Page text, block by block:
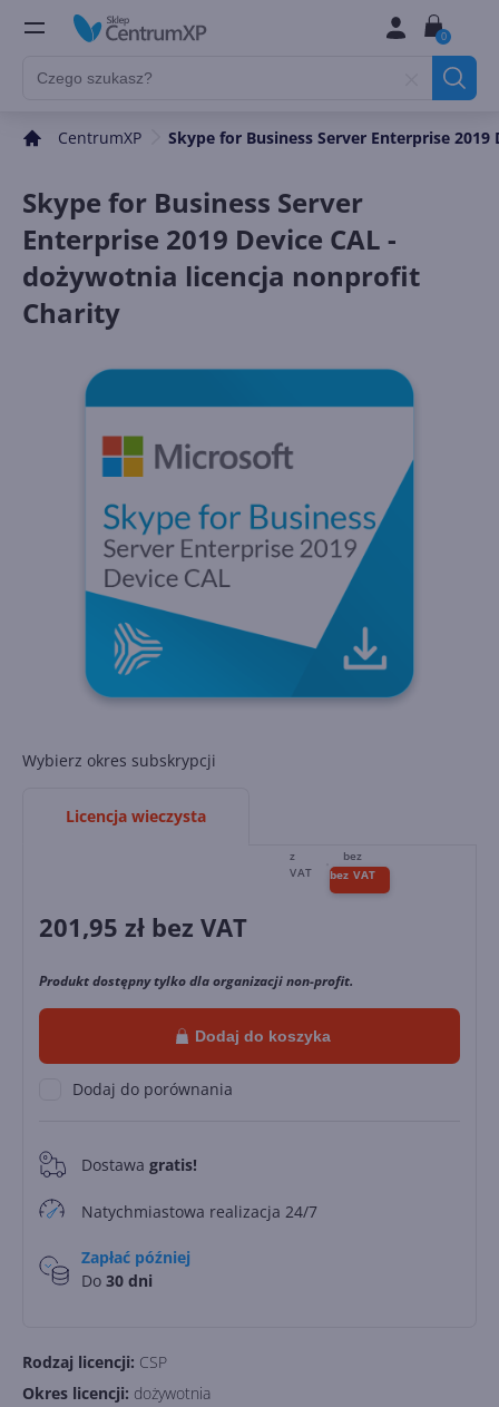
0
CentrumXP Skype for Business Server Enterprise
Skype for Business Server
Enterprise 2019 Device CAL -
dożywotnia licencja nonprofit
Charity
Wybierz okres subskrypcji
Licencja wieczysta
201,95 zł bez VAT
Produkt dostępny tylko dla organizacji non-profit.
Dodaj do koszyka
Dodaj do porównania
0 Dostawa gratis!
Natychmiastowa realizacja 24/7
Zapłać później
Do 30 dni
Rodzaj licencji: CSP
Okres licencji: dożywotnia